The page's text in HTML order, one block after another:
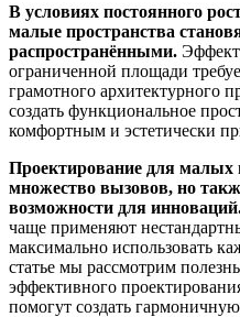
В условиях постоянного
малые пространства
распространёнными.
ограниченной площади
грамотного архитектурного
создать функциональное
комфортным и эстетически
Проектирование для малых
множество вызовов, но
возможности для
чаще применяют
максимально использовать
статье мы рассмотрим
эффективного
помогут создать